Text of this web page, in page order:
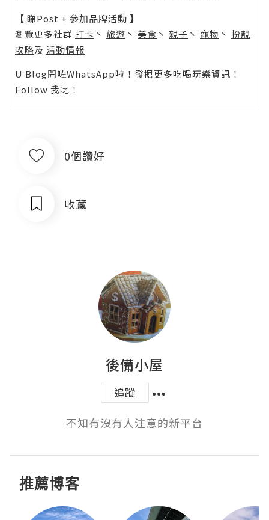
【 睇Post + 參加品牌活動 】
瀏覽更多社群 打卡 丶 旅遊 丶 美食 丶 親子 丶 寵物 丶 扮靚
攻略及 活動情報
U Blog開咗WhatsApp啦！發掘更多吃喝玩樂資訊！
Follow 我哋 ！
0個讚好
收藏
後備小屋
追蹤
不知有沒有人注意的新平台
推薦博客